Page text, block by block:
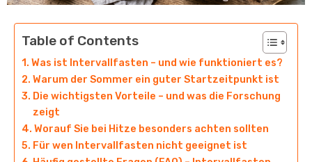
Table of Contents
Was ist Intervallfasten – und wie funktioniert es?
Warum der Sommer ein guter Startzeitpunkt ist
Die wichtigsten Vorteile – und was die Forschung
zeigt
Worauf Sie bei Hitze besonders achten sollten
Für wen Intervallfasten nicht geeignet ist